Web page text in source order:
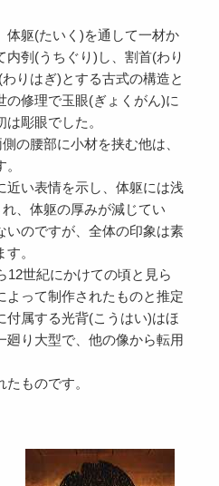
体躯(たいく)を通して一材か
内刳(うちぐり)し、割首(わり
りはぎ)とする古式の構造と
の修理で玉眼(ぎょくがん)に
彫眼でした。
の腰部に小材を挟む他は、
近い表情を示し、体躯には浅
、体躯の厚みが減じてい
いのですが、全体の印象は素
。
12世紀にかけての頃と見ら
よって制作されたものと推定
付属する光背(こうはい)はほ
廻り大型で、他の像から転用
ものです。